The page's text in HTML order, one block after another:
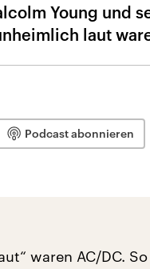
Young und
laut
Podcast abonnieren
waren AC/DC.